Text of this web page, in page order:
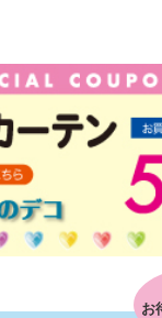
お